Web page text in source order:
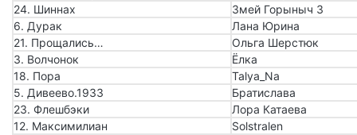
24. Шиннах
Змей Горыныч 3
6. Дурак
Лана Юрина
21. Прощались…
Ольга Шерстюк
3. Волчонок
Ёлка
18. Пора
Talya_Na
5. Дивеево.1933
Братислава
23. Флешбэки
Лора Катаева
12. Максимилиан
Solstralen